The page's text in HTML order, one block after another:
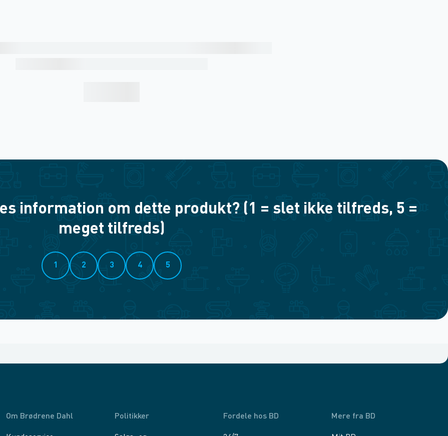
information om dette produkt? (1 = slet ikke tilfreds, 5 =
meget tilfreds)
1 2 3 4 5
Om Brødrene Dahl Politikker Fordele hos BD Mere fra BD